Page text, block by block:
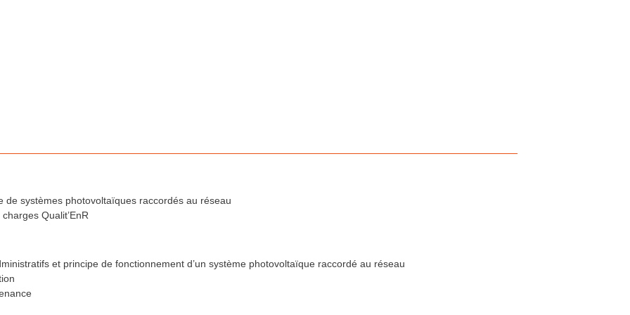
de systèmes photovoltaïques raccordés au réseau
Qualit’EnR
et principe de fonctionnement d’un système photovoltaïque raccordé au réseau